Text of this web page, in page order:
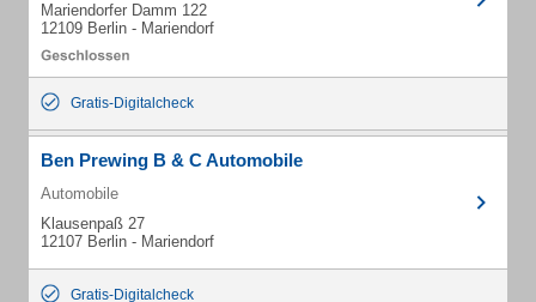
Mariendorfer Damm 122
12109 Berlin - Mariendorf
Gratis-Digitalcheck
Ben Prewing B & C Automobile
Automobile
Klausenpaß 27
12107 Berlin - Mariendorf
Gratis-Digitalcheck